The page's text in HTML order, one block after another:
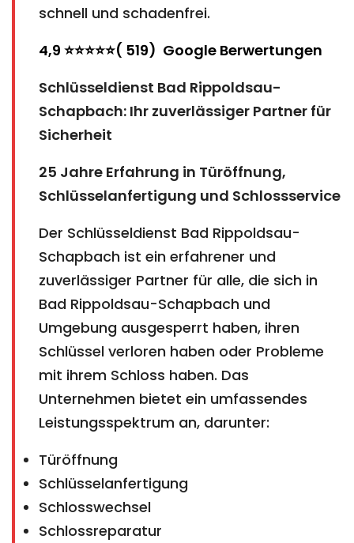
schnell und schadenfrei.
4,9 ⭐⭐⭐⭐⭐( 519) Google Berwertungen
Schlüsseldienst Bad Rippoldsau-
Schapbach: Ihr zuverlässiger Partner für
Sicherheit
25 Jahre Erfahrung in Türöffnung,
Schlüsselanfertigung und Schlossservice
Der Schlüsseldienst Bad Rippoldsau-
Schapbach ist ein erfahrener und
zuverlässiger Partner für alle, die sich in
Bad Rippoldsau-Schapbach und
Umgebung ausgesperrt haben, ihren
Schlüssel verloren haben oder Probleme
mit ihrem Schloss haben. Das
Unternehmen bietet ein umfassendes
Leistungsspektrum an, darunter:
Türöffnung
Schlüsselanfertigung
Schlosswechsel
Schlossreparatur